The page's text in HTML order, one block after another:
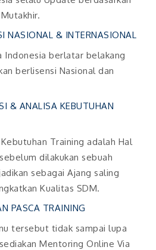
NASIONAL & INTERNASIONAL
Indonesia berlatar belakang
berlisensi Nasional dan
& ANALISA KEBUTUHAN
Training adalah Hal
dilakukan sebuah
sebagai Ajang saling
Kualitas SDM.
PASCA TRAINING
tersebut tidak sampai lupa
Mentoring Online Via